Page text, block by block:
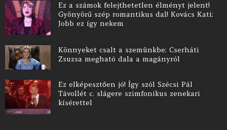
Ez a számok felejthetetlen élményt jelent!
Gyönyörű szép romantikus dal! Kovács Kati:
Jobb ez így nekem
Könnyeket csalt a szemünkbe: Cserháti
Zsuzsa megható dala a magányról
Ez elképesztően jó! Így szól Szécsi Pál
Távollét c. slágere szimfonikus zenekari
kísérettel